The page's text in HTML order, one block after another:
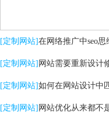
[定制网站]在网络推广中seo思
策略
[定制网站] 网站需要重新设计
注意哪些问题
[定制网站]如何在网站设计中
[定制网站] 网站优化从来都不